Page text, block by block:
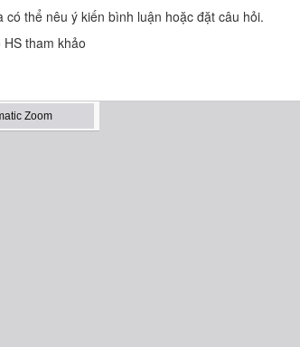
thể nêu ý kiến bình luận hoặc đặt câu hỏi.
tham khảo